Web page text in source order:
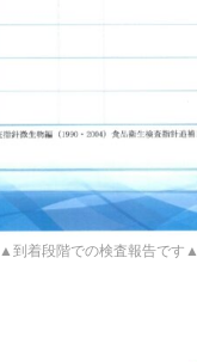
▲到着段階での検査報告です▲